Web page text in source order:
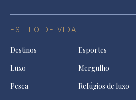
ESTILO DE VIDA
Destinos Esportes
Luxo
Mergulho
Pesca
Refúgios de luxo